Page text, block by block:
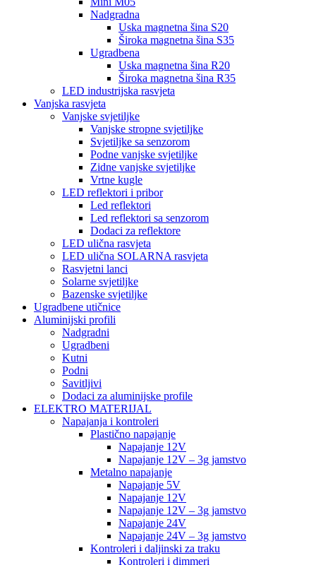
Nadgradna
Uska magnetna šina S20
Široka magnetna šina S35
Ugradbena
Uska magnetna šina R20
Široka magnetna šina R35
LED industrijska rasvjeta
Vanjska rasvjeta
Vanjske svjetiljke
Vanjske stropne svjetiljke
Svjetiljke sa senzorom
Podne vanjske svjetiljke
Zidne vanjske svjetiljke
Vrtne kugle
LED reflektori i pribor
Led reflektori
Led reflektori sa senzorom
Dodaci za reflektore
LED ulična rasvjeta
LED ulična SOLARNA rasvjeta
Rasvjetni lanci
Solarne svjetiljke
Bazenske svjetiljke
Ugradbene utičnice
Aluminijski profili
Nadgradni
Ugradbeni
Kutni
Podni
Savitljivi
Dodaci za aluminijske profile
ELEKTRO MATERIJAL
Napajanja i kontroleri
Plastično napajanje
Napajanje 12V
Napajanje 12V – 3g jamstvo
Metalno napajanje
Napajanje 5V
Napajanje 12V
Napajanje 12V – 3g jamstvo
Napajanje 24V
Napajanje 24V – 3g jamstvo
Kontroleri i daljinski za traku
Kontroleri i dimmeri